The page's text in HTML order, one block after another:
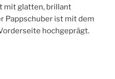
mit glatten, brillant
Pappschuber ist mit dem
hochgeprägt.